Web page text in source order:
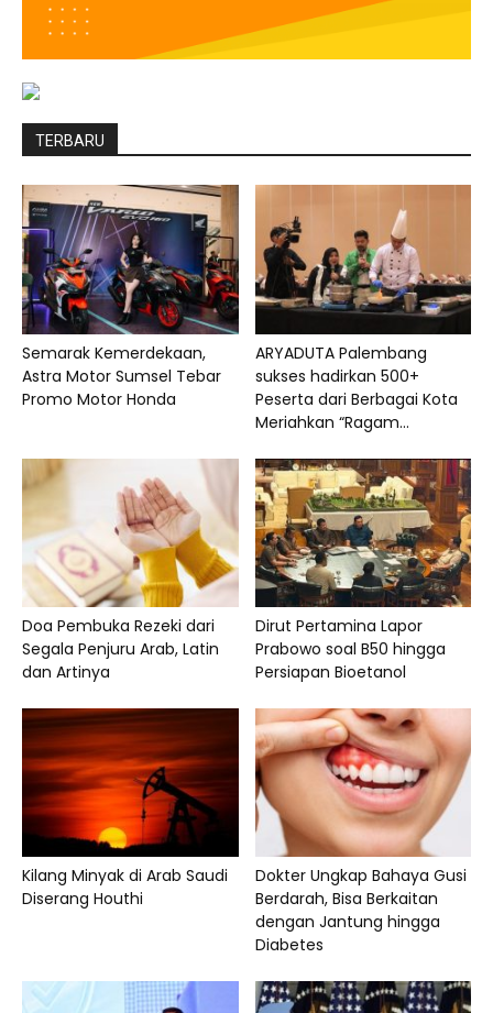
TERBARU
Semarak Kemerdekaan,
Astra Motor Sumsel Tebar
Promo Motor Honda
ARYADUTA Palembang
sukses hadirkan 500+
Peserta dari Berbagai Kota
Meriahkan “Ragam...
Doa Pembuka Rezeki dari
Segala Penjuru Arab, Latin
dan Artinya
Dirut Pertamina Lapor
Prabowo soal B50 hingga
Persiapan Bioetanol
Kilang Minyak di Arab Saudi
Diserang Houthi
Dokter Ungkap Bahaya Gusi
Berdarah, Bisa Berkaitan
dengan Jantung hingga
Diabetes